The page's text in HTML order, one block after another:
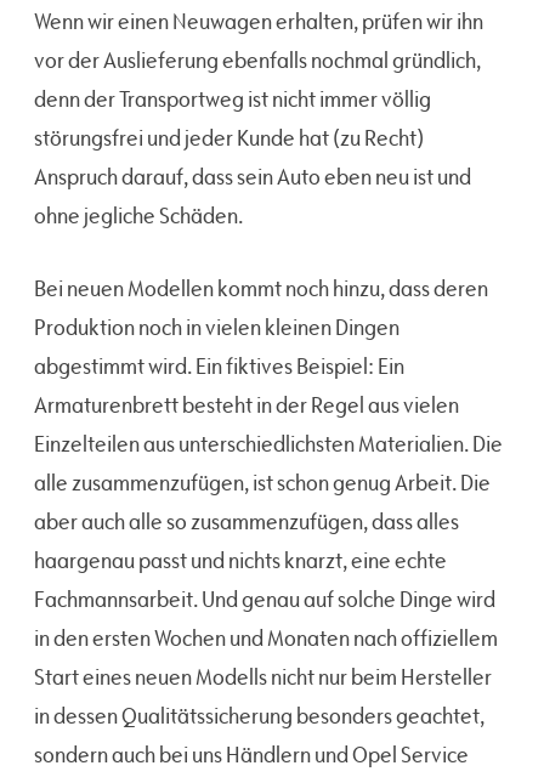
Wenn wir einen Neuwagen erhalten, prüfen wir ihn
vor der Auslieferung ebenfalls nochmal gründlich,
denn der Transportweg ist nicht immer völlig
störungsfrei und jeder Kunde hat (zu Recht)
Anspruch darauf, dass sein Auto eben neu ist und
ohne jegliche Schäden.
Bei neuen Modellen kommt noch hinzu, dass deren
Produktion noch in vielen kleinen Dingen
abgestimmt wird. Ein fiktives Beispiel: Ein
Armaturenbrett besteht in der Regel aus vielen
Einzelteilen aus unterschiedlichsten Materialien. Die
alle zusammenzufügen, ist schon genug Arbeit. Die
aber auch alle so zusammenzufügen, dass alles
haargenau passt und nichts knarzt, eine echte
Fachmannsarbeit. Und genau auf solche Dinge wird
in den ersten Wochen und Monaten nach offiziellem
Start eines neuen Modells nicht nur beim Hersteller
in dessen Qualitätssicherung besonders geachtet,
sondern auch bei uns Händlern und Opel Service